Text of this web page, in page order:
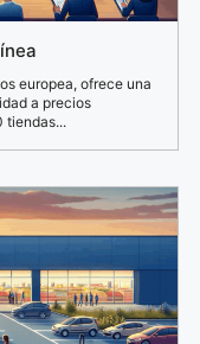
europea, ofrece una
a precios
tiendas...